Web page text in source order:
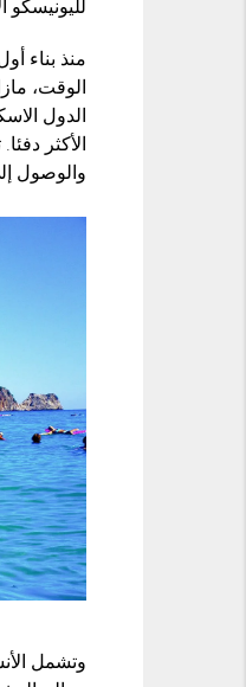
لليونيسكو
الوقت،
الدول
الأكثر
والوصول
وتشمل